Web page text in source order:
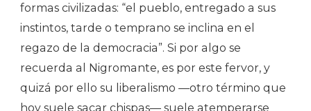
formas civilizadas: “el pueblo, entregado a sus
instintos, tarde o temprano se inclina en el
regazo de la democracia”. Si por algo se
recuerda al Nigromante, es por este fervor, y
quizá por ello su liberalismo —otro término que
hoy suele sacar chispas— suele atemperarse